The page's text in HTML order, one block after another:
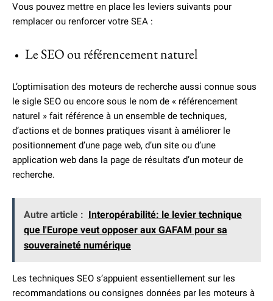
Vous pouvez mettre en place les leviers suivants pour
remplacer ou renforcer votre SEA :
Le SEO ou référencement naturel
L’optimisation des moteurs de recherche aussi connue sous
le sigle SEO ou encore sous le nom de « référencement
naturel » fait référence à un ensemble de techniques,
d’actions et de bonnes pratiques visant à améliorer le
positionnement d’une page web, d’un site ou d’une
application web dans la page de résultats d’un moteur de
recherche.
Autre article : Interopérabilité: le levier technique
que l'Europe veut opposer aux GAFAM pour sa
souveraineté numérique
Les techniques SEO s’appuient essentiellement sur les
recommandations ou consignes données par les moteurs à